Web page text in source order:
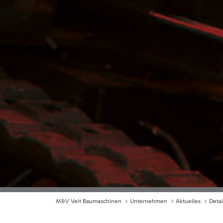
M&V Veit Baumaschinen Unternehmen Aktuelles